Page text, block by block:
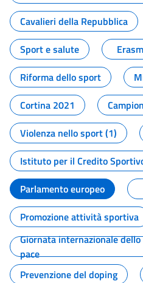
Cavalieri della Repubblica
Sport e salute
Riforma dello sport
Cortina 2021
Violenza nello sport (1)
Istituto per il Credito
Parlamento europeo
Promozione attività sportiva
Giornata internazionale
pace
Prevenzione del doping